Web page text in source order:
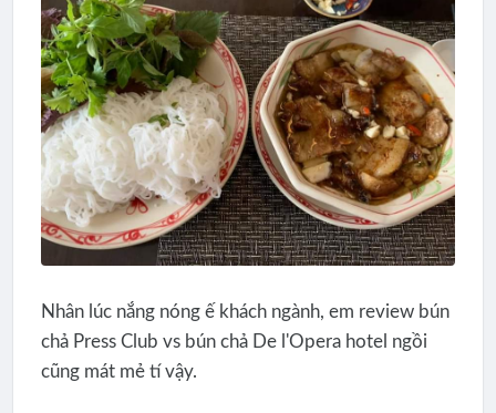
Nhân lúc nắng nóng ế khách ngành, em review bún
chả Press Club vs bún chả De l'Opera hotel ngồi
cũng mát mẻ tí vậy.